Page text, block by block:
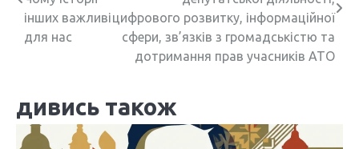
в
а
ц
інших важливі
для нас
цифрового розвитку, інформаційної
сфери, зв’язків з громадськістю та
дотримання прав учасників АТО
дивись також